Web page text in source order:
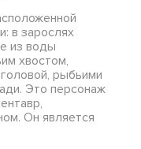
в зарослях
из воды
хвостом,
рыбьими
Это персонаж
Он является